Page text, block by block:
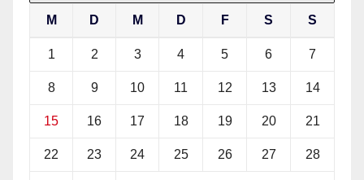
M D M D F S S
1 2 3 4 5 6 7
8 9 10 11 12 13 14
15 16 17 18 19 20 21
22 23 24 25 26 27 28